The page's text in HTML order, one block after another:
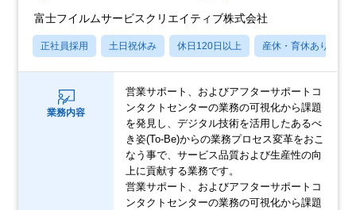
富士フイルムサービスクリエイティブ株式会社
正社員採用 土日祝休み 休日120日以上 産休・育休あり
業務内容
営業サポート、およびアフターサポートコ
ンタクトセンターの業務の可視化から課題
を発見し、デジタル技術を活用したあるべ
き姿(To-Be)からの業務プロセス変革をおこ
なう事で、サービス品質および生産性の向
上に貢献する業務です。
営業サポート、およびアフターサポートコ
ンタクトセンターの業務の可視化から課題